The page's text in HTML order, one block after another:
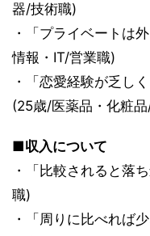
器/技術職)
・「プライベートは
情報・IT/営業職)
・「恋愛経験が乏し
(25歳/医薬品・化粧
■収入について
・「比較されると落
職)
・「周りに比べれば